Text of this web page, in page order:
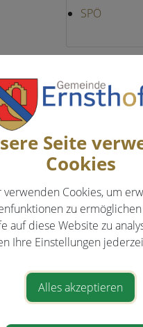
SPÖ
Leiter
⇐ zurück
Seite
Cookies
verwenden Cookies, um
zu
auf diese Website zu
Ihre Einstellungen
Alles akzeptieren